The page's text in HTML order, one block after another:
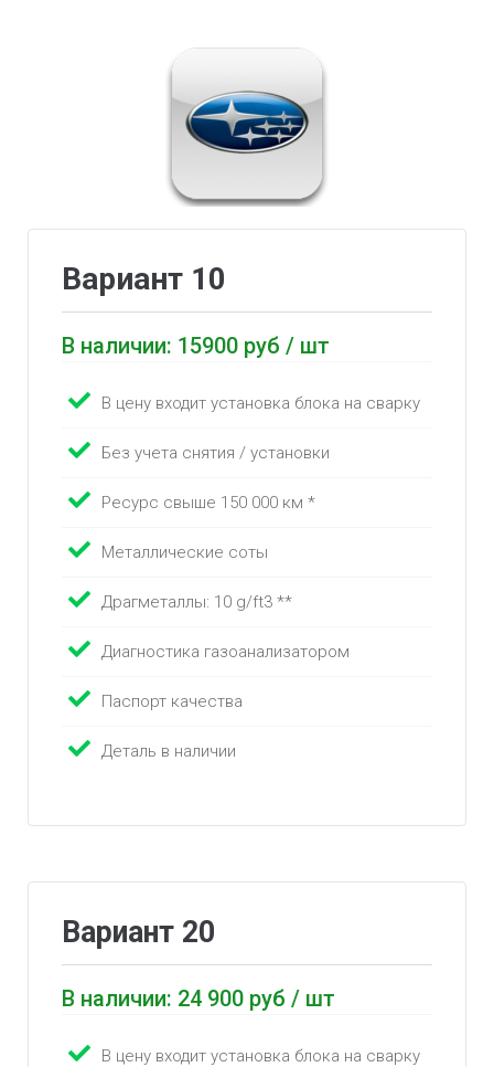
Вариант 10
В наличии: 15900 руб / шт
В цену входит установка блока на сварку
Без учета снятия / установки
Ресурс свыше 150 000 км *
Металлические соты
Драгметаллы: 10 g/ft3 **
Диагностика газоанализатором
Паспорт качества
Деталь в наличии
Вариант 20
В наличии: 24 900 руб / шт
В цену входит установка блока на сварку